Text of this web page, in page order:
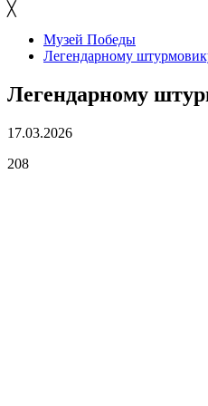
╳
Музей Победы
Легендарному
Легендарному
17.03.2026
208